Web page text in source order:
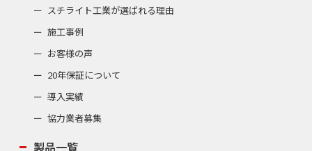
スチライト工業が選ばれる理由
施工事例
お客様の声
20年保証について
導入実績
協力業者募集
製品一覧